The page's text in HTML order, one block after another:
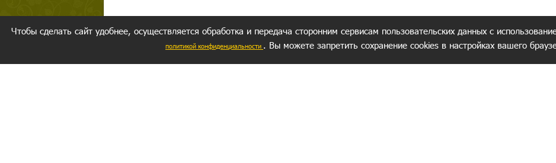
Чтобы сделать сайт удобнее, осуществляется обработка и передача сторонним сервисам пользовательских данных с
политикой конфиденциальности . Вы можете запретить сохранение cookies в настройках вашего